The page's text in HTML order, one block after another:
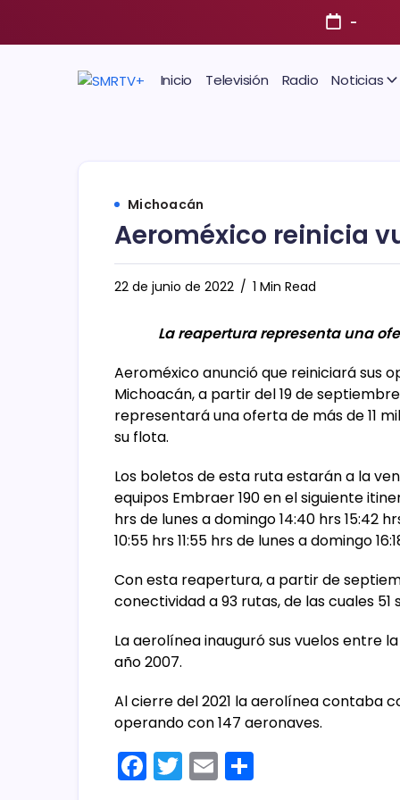
-
Inicio Televisión Radio Noticias
Michoacán
Aeroméxico reinicia
22 de junio de 2022 1 Min Read
La reapertura representa una
Aeroméxico anunció que reiniciará sus
Michoacán, a partir del 19 de
representará una oferta de más de 11
su flota.
Los boletos de esta ruta estarán a la
equipos Embraer 190 en el siguiente
hrs de lunes a domingo 14:40 hrs 15:42
10:55 hrs 11:55 hrs de lunes a domingo
Con esta reapertura, a partir de
conectividad a 93 rutas, de las cuales
La aerolínea inauguró sus vuelos entre
año 2007.
Al cierre del 2021 la aerolínea contaba
operando con 147 aeronaves.
F T E